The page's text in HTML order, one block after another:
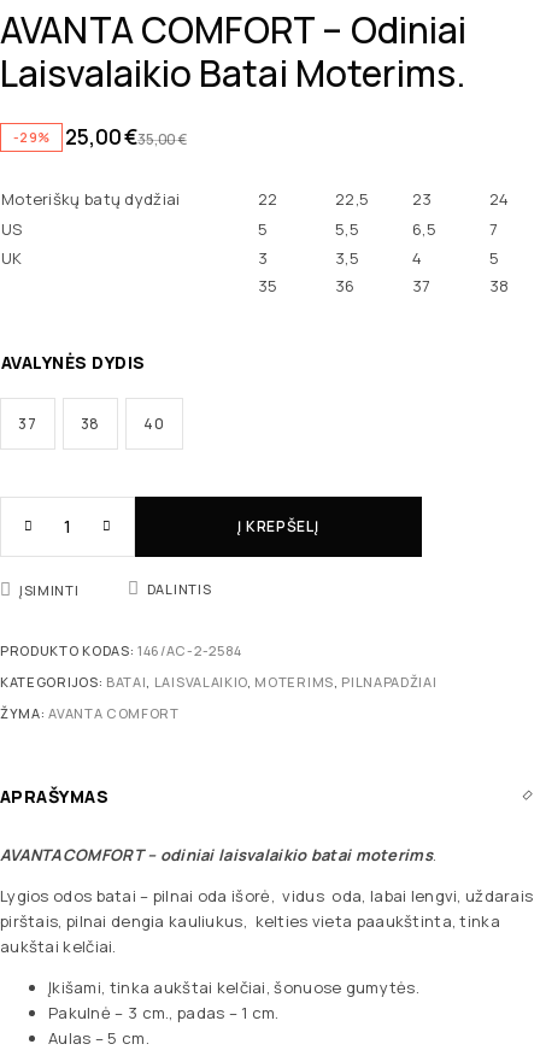
AVANTA COMFORT – Odiniai
Laisvalaikio Batai Moterims.
-29% 35,00€
25,00€
Moteriškų batų dydžiai 22 22,5 23
24
US
5 5,5 6,5
7
UK
3 3,5 4
5
35
36 37 38
AVALYNĖS DYDIS
37 38 40
Į KREPŠELĮ
ĮSIMINTI DALINTIS
PRODUKTO KODAS: 146/AC-2-2584
KATEGORIJOS: BATAI LAISVALAIKIO MOTERIMS PILNAPADŽIAI
ŽYMA:AVANTA COMFORT
APRAŠYMAS
AVANTACOMFORT– odiniai laisvalaikio batai moterims.
Lygios odos batai – pilnai oda išorė, vidus oda, labai lengvi, uždarais
pirštais, pilnai dengia kauliukus, kelties vieta paaukštinta, tinka
aukštai kelčiai.
Įkišami, tinka aukštai kelčiai, šonuose gumytės.
Pakulnė – 3 cm., padas – 1 cm.
Aulas – 5 cm.